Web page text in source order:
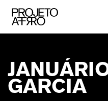
Brand
GARCIA